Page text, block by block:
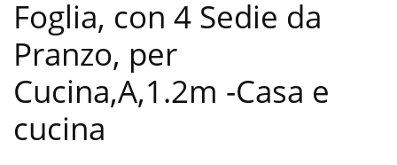
Foglia, con 4 Sedie da
Pranzo, per
Cucina,A,1.2m -Casa e
cucina